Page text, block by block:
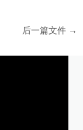
后一篇文件 →